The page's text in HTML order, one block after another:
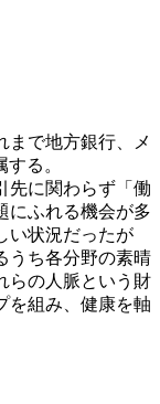
まで地方銀行、メ
る。
先に関わらず「働
にふれる機会が多
い状況だったが
うち各分野の素晴
らの人脈という財
を組み、健康を軸